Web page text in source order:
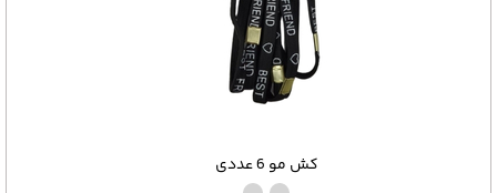
کش مو 6 عددی